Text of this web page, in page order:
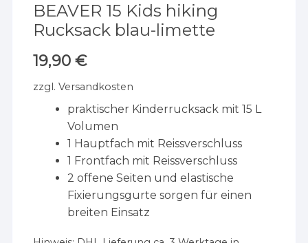
BEAVER 15 Kids hiking
Rucksack blau-limette
19,90€
zzgl.Versandkosten
praktischer Kinderrucksack mit 15 L
Volumen
1 Hauptfach mit Reissverschluss
1 Frontfach mit Reissverschluss
2 offene Seiten und elastische
Fixierungsgurte sorgen für einen
breiten Einsatz